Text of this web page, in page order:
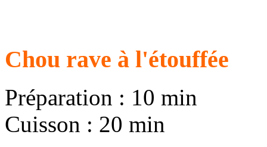
Chou rave à l'étouffée
Préparation : 10 min
Cuisson : 20 min